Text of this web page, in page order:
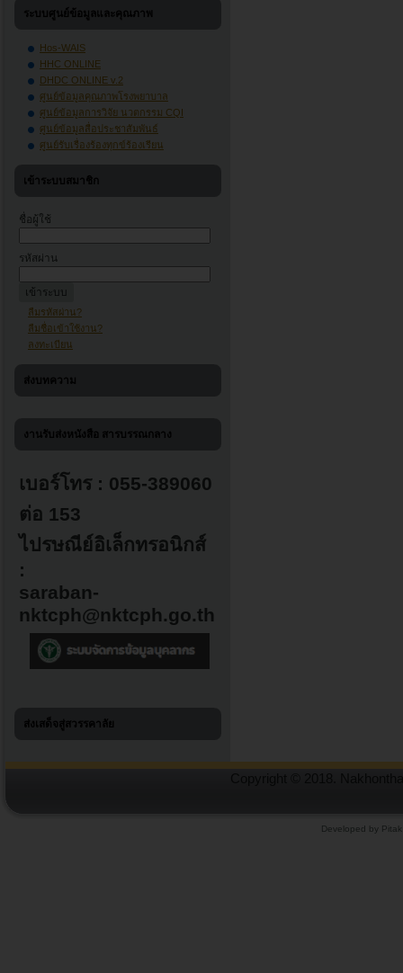
ระบบศูนย์ข้อมูลและคุณภาพ
Hos-WAIS
HHC ONLINE
DHDC ONLINE v.2
ศูนย์ข้อมูลคุณภาพโรงพยาบาล
ศูนย์ข้อมูลการวิจัย นวตกรรม CQI
ศูนย์ข้อมูลสื่อประชาสัมพันธ์
ศูนย์รับเรื่องร้องทุกข์ร้องเรียน
เข้าระบบสมาชิก
ชื่อผู้ใช้
รหัสผ่าน
ลืมรหัสผ่าน?
ลืมชื่อเข้าใช้งาน?
ลงทะเบียน
ส่งบทความ
งานรับส่งหนังสือ สารบรรณกลาง
เบอร์โทร : 055-389060
ต่อ 153
ไปรษณีย์อิเล็กทรอนิกส์
:
saraban-
nktcph@nktcph.go.th
ส่งเสด็จสู่สวรรคาลัย
Developed by